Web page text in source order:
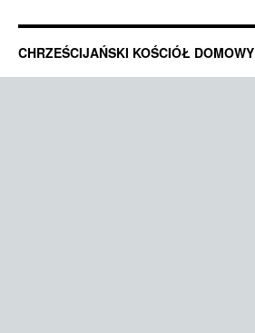
CHRZEŚCIJAŃSKI KOŚCIÓŁ DOMOWY